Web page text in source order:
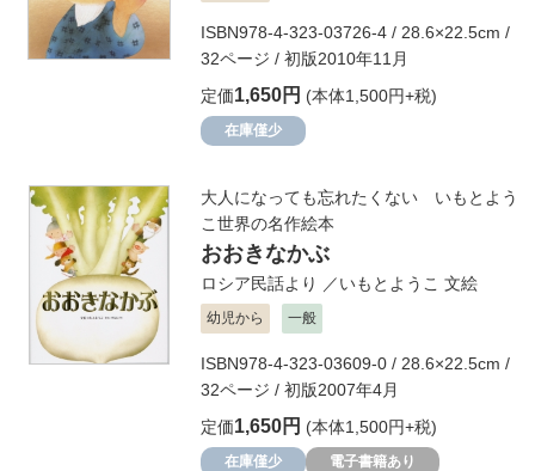
ISBN978-4-323-03726-4 / 28.6×22.5cm /
32ページ / 初版2010年11月
定価1,650円 (本体1,500円+税)
在庫僅少
大人になっても忘れたくない いもとよう
こ世界の名作絵本
おおきなかぶ
ロシア民話より ／いもとようこ 文絵
幼児から 一般
ISBN978-4-323-03609-0 / 28.6×22.5cm /
32ページ / 初版2007年4月
定価1,650円 (本体1,500円+税)
在庫僅少 電子書籍あり